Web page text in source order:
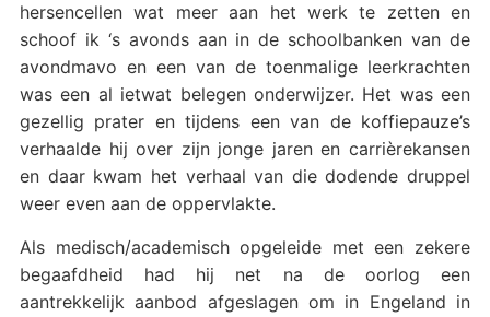
hersencellen wat meer aan het werk te zetten en
schoof ik ‘s avonds aan in de schoolbanken van de
avondmavo en een van de toenmalige leerkrachten
was een al ietwat belegen onderwijzer. Het was een
gezellig prater en tijdens een van de koffiepauze’s
verhaalde hij over zijn jonge jaren en carrièrekansen
en daar kwam het verhaal van die dodende druppel
weer even aan de oppervlakte.
Als medisch/academisch opgeleide met een zekere
begaafdheid had hij net na de oorlog een
aantrekkelijk aanbod afgeslagen om in Engeland in